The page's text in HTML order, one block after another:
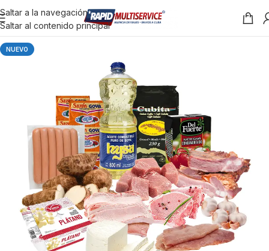
Saltar a la navegación
Saltar al contenido principal
NUEVO